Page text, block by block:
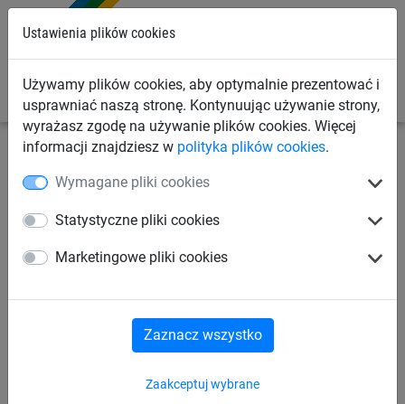
Ustawienia plików cookies
Używamy plików cookies, aby optymalnie prezentować i
usprawniać naszą stronę. Kontynuując używanie strony,
wyrażasz zgodę na używanie plików cookies. Więcej
informacji znajdziesz w polityka plików cookies.
Wymagane pliki cookies
Statystyczne pliki cookies
Marketingowe pliki cookies
Zaakceptuj wybrane
Zaznacz wszystko
Ogrodzenia boiska szkolnego
Ogrodzenia boiska piłkarskiego
Ogrodzenia kortu tenisowego